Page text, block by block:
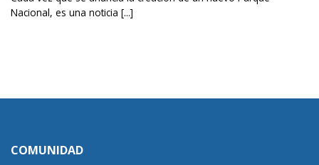
Nacional, es una noticia [...]
COMUNIDAD